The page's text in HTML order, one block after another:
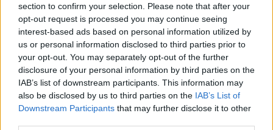
section to confirm your selection. Please note that after your
opt-out request is processed you may continue seeing
interest-based ads based on personal information utilized by
us or personal information disclosed to third parties prior to
your opt-out. You may separately opt-out of the further
disclosure of your personal information by third parties on the
IAB’s list of downstream participants. This information may
also be disclosed by us to third parties on the IAB’s List of
Downstream Participants that may further disclose it to other
A felvétel több különböző kameranézetet ötvöz.
A nézők láthatják az összetört versenyautókat, a
pályára szóródott törmeléket, a helyszínre siető
pályabírókat, valamint Sergio Pérez fedélzeti
kamerájának képeit is. Az autó belsejéből rögzített